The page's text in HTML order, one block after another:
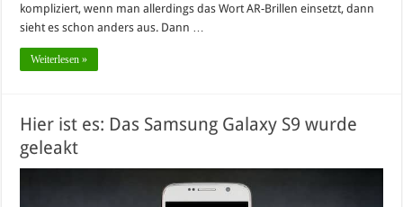
kompliziert, wenn man allerdings das Wort AR-Brillen einsetzt, dann
sieht es schon anders aus. Dann …
Weiterlesen »
Hier ist es: Das Samsung Galaxy S9 wurde
geleakt